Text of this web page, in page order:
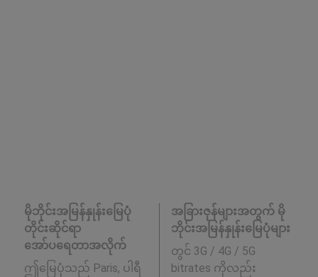
မိုဘိုင်းအမြန်နှုန်းမြေပုံ
တိုင်းဆိုင်ရာ
အော်ပရေတာအလိုက်
ဤမြေပုံသည် Paris, ပါရီ
အခြားဇုန်များအတွက် မို
ဘိုင်းအမြန်နှုန်းမြေပုံများ
တွင် 3G / 4G / 5G
bitrates ကိုလည်း